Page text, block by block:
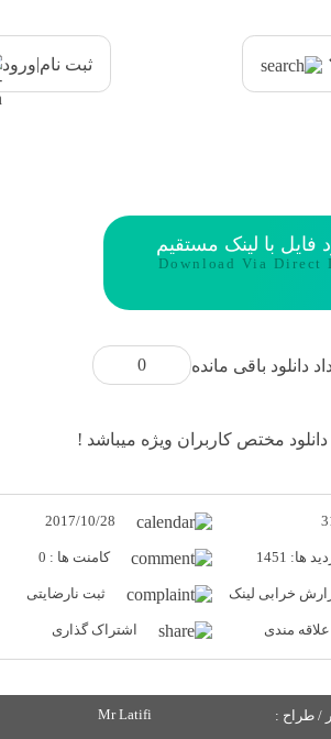
ثبت نام|ورود
فایل با لینک مستقیم
Download Via Direct
دانلود باقی مانده 0
دانلود مختص کاربران ویژه میباشد !
ها: 1451 کامنت ها : 0
خرابی لینک ثبت نارضایتی
مندی اشتراک گذاری
/ طراح : Mr Latifi